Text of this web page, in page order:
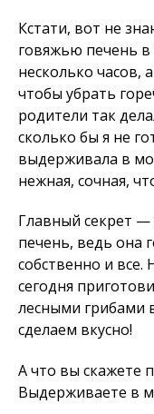
Кстати, вот не
говяжью печень
несколько часов,
чтобы убрать
родители так
сколько бы я не
выдерживала в
нежная, сочная,
Главный секрет
печень, ведь она
собственно и все.
сегодня
лесными грибами
сделаем вкусно!
А что вы скажете
Выдерживаете в